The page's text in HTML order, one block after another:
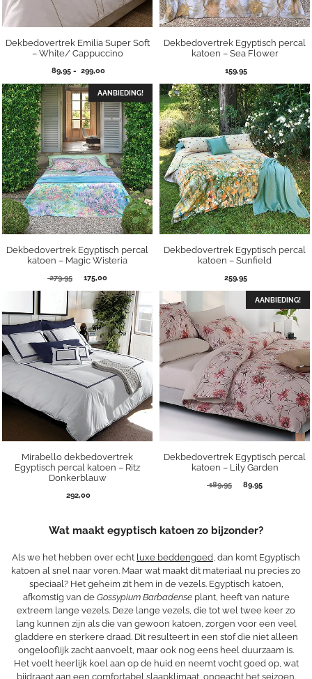
Dekbedovertrek Emilia Super Soft
– White/ Cappuccino
89,95 - 299,00Prijsklasse:
tot
299,00
Dekbedovertrek Egyptisch percal
katoen – Sea Flower
159,95
AANBIEDING!
Dekbedovertrek Egyptisch percal
katoen – Magic Wisteria
279,95
Oorspronkelijke
was:
279,95.
175,00Huidige
is:
175,00.
Dekbedovertrek Egyptisch percal
katoen – Sunfield
259,95
Mirabello dekbedovertrek
Egyptisch percal katoen – Ritz
Donkerblauw
292,00
AANBIEDING!
Dekbedovertrek Egyptisch percal
katoen – Lily Garden
189,95
Oorspronkelijke
89,95Huidige
Wat maakt egyptisch katoen zo bijzonder?
Als we het hebben over echt luxe beddengoed, dan komt Egyptisch
katoen al snel naar voren. Maar wat maakt dit materiaal nu precies zo
speciaal? Het geheim zit hem in de vezels. Egyptisch katoen,
afkomstig van de Gossypium Barbadenseplant, heeft van nature
extreem lange vezels. Deze lange vezels, die tot wel twee keer zo
lang kunnen zijn als die van gewoon katoen, zorgen voor een veel
gladdere en sterkere draad. Dit resulteert in een stof die niet alleen
ongelooflijk zacht aanvoelt, maar ook nog eens heel duurzaam is.
Het voelt heerlijk koel aan op de huid en neemt vocht goed op, wat
bijdraagt aan een comfortabel slaapklimaat, ongeacht het seizoen.